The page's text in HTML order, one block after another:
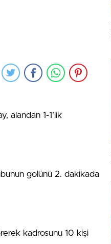
alandan 1-1’lik
golünü 2. dakikada
kadrosunu 10 kişi